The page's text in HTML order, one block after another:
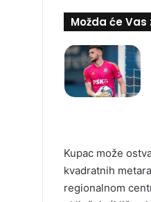
Možda će
Kupac može
kvadratnih
regionalnom